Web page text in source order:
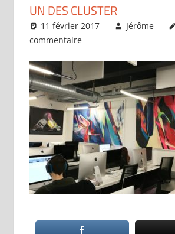
UN DES CLUSTER
11 février 2017 Jérôme
commentaire